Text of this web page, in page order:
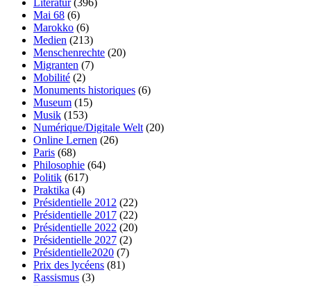
Literatur(396)
Mai 68 (6)
Marokko (6)
Medien (213)
Menschenrechte (20)
Migranten (7)
Mobilité (2)
Monuments historiques (6)
Museum (15)
Musik (153)
Numérique/Digitale Welt (20)
Online Lernen (26)
Paris (68)
Philosophie (64)
Politik (617)
Praktika (4)
Présidentielle 2012 (22)
Présidentielle 2017 (22)
Présidentielle 2022 (20)
Présidentielle 2027 (2)
Présidentielle2020 (7)
Prix des lycéens (81)
Rassismus (3)